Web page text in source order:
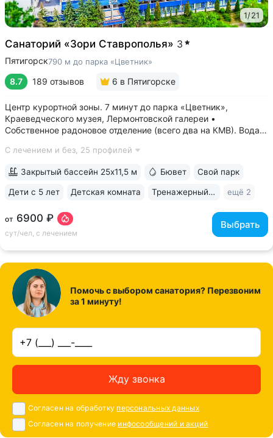
1/21
Санаторий «Зори Ставрополья» 3
Пятигорск790 м до парка «Цветник»
8.7 189 отзывов 6 в Пятигорске
Центр курортной зоны. 7 минут до парка «Цветник»,
Краеведческого музея, Лермонтовской галереи •
Собственное радоновое отделение (всего два на КМВ). Вода
сохраняя все полезные свойства • Сероводородные ванны
С лечением и без, 25 профилей
от 6900 ₽
сут/чел, с лечением
Выбрать
Закрытый бассейн 25x11,5 м Бювет Свой парк
Дети с 5 лет Детская комната Тренажерный зал ещё 2
Помочь с выбором санатория? Перезвоним
за 1 минуту!
Жду звонка
Согласен на обработку персональных данных
Согласен на получение инфосообщений и акций